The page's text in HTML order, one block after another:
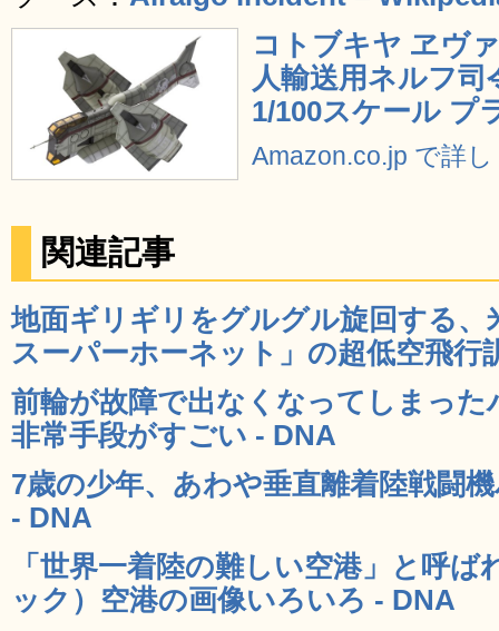
コトブキヤ ヱヴ
人輸送用ネルフ司
1/100スケール プ
Amazon.co.jp で詳
関連記事
地面ギリギリをグルグル旋回する、
スーパーホーネット」の超低空飛行
前輪が故障で出なくなってしまった
非常手段がすごい - DNA
7歳の少年、あわや垂直離着陸戦闘
- DNA
「世界一着陸の難しい空港」と呼
ック）空港の画像いろいろ - DNA